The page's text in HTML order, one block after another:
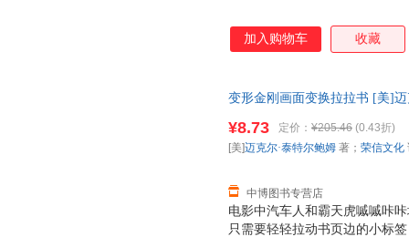
加入购物车 收藏
变形金刚画面变换拉拉书 [美]
换】
电影中汽车人和霸天虎嘁嘁咔
只需要轻轻拉动书页边的小标
¥8.73 定价： ¥205.46 (0.43折)
中博图书专营店
[美]迈克尔·泰特尔鲍姆 著； 荣信文化